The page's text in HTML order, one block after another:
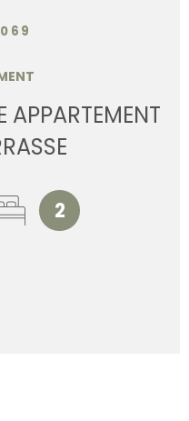
APPARTEMENT
2